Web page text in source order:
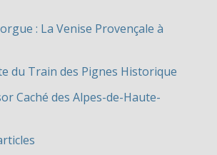
: La Venise Provençale à
du Train des Pignes Historique
Caché des Alpes-de-Haute-